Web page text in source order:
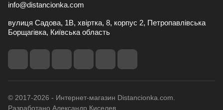
info@distancionka.com
вулиця Садова, 1В, хвіртка, 8, корпус 2, Петропавлівська
Борщагівка, Київська область
© 2017-2026 - Интернет-магазин Distancionka.com.
Разработано Александр Киселев